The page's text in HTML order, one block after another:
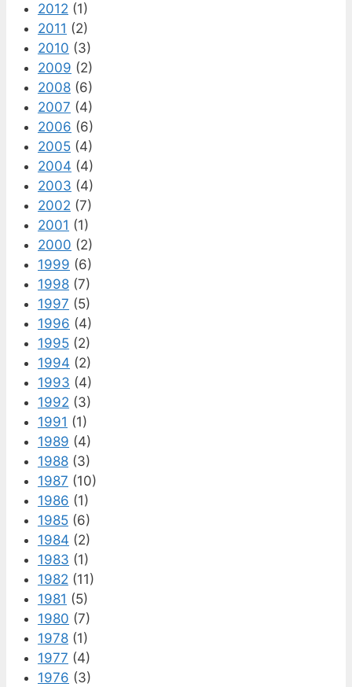
2012 (1)
2011 (2)
2010 (3)
2009 (2)
2008 (6)
2007 (4)
2006 (6)
2005 (4)
2004 (4)
2003 (4)
2002 (7)
2001 (1)
2000 (2)
1999 (6)
1998 (7)
1997 (5)
1996 (4)
1995 (2)
1994 (2)
1993 (4)
1992 (3)
1991 (1)
1989 (4)
1988 (3)
1987 (10)
1986 (1)
1985 (6)
1984 (2)
1983 (1)
1982 (11)
1981 (5)
1980 (7)
1978 (1)
1977 (4)
1976 (3)